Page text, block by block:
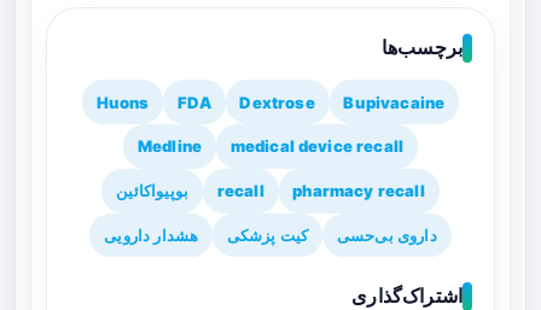
برچسب‌ها
Bupivacaine
Dextrose
FDA
Huons
medical device recall
Medline
pharmacy recall
recall بوپیواکائین
داروی بی‌حسی کیت پزشکی هشدار دارویی
اشتراک‌گذاری